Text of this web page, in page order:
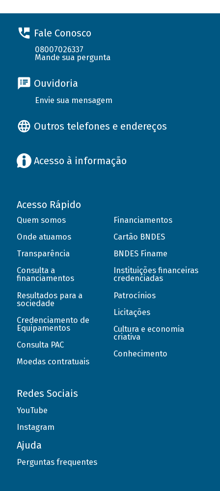
Fale Conosco
08007026337
Mande sua pergunta
Ouvidoria
Envie sua mensagem
Outros telefones e endereços
Acesso à informação
Acesso Rápido
Quem somos
Onde atuamos
Transparência
Consulta a
financiamentos
Resultados para a
sociedade
Credenciamento de
Equipamentos
Consulta PAC
Moedas contratuais
Financiamentos
Cartão BNDES
BNDES Finame
Instituições financeiras
credenciadas
Patrocínios
Licitações
Cultura e economia
criativa
Conhecimento
Redes Sociais
YouTube
Instagram
Ajuda
Perguntas frequentes